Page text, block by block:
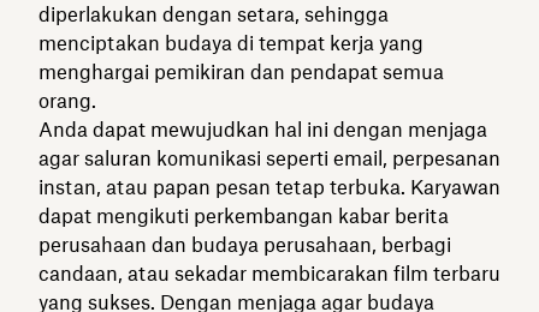
diperlakukan dengan setara, sehingga
menciptakan budaya di tempat kerja yang
menghargai pemikiran dan pendapat semua
orang.
Anda dapat mewujudkan hal ini dengan menjaga
agar saluran komunikasi seperti email, perpesanan
instan, atau papan pesan tetap terbuka. Karyawan
dapat mengikuti perkembangan kabar berita
perusahaan dan budaya perusahaan, berbagi
candaan, atau sekadar membicarakan film terbaru
yang sukses. Dengan menjaga agar budaya